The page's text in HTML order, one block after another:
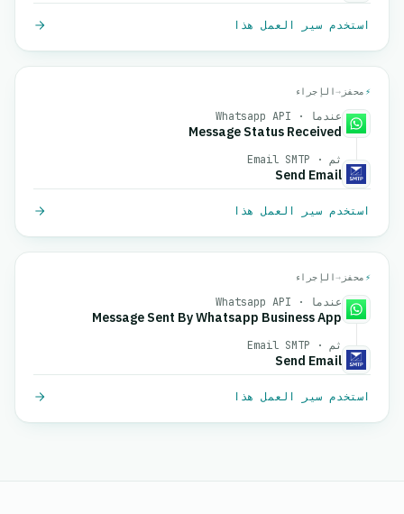
استخدم سير العمل هذا
⚡ محفز →الإجراء
عندما · Whatsapp API
Message Status Received
ثم · Email SMTP
Send Email
استخدم سير العمل هذا
⚡ محفز →الإجراء
عندما · Whatsapp API
Message Sent By Whatsapp Business App
ثم · Email SMTP
Send Email
استخدم سير العمل هذا